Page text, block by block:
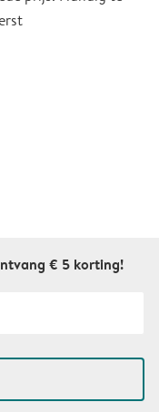
€ 5 korting!